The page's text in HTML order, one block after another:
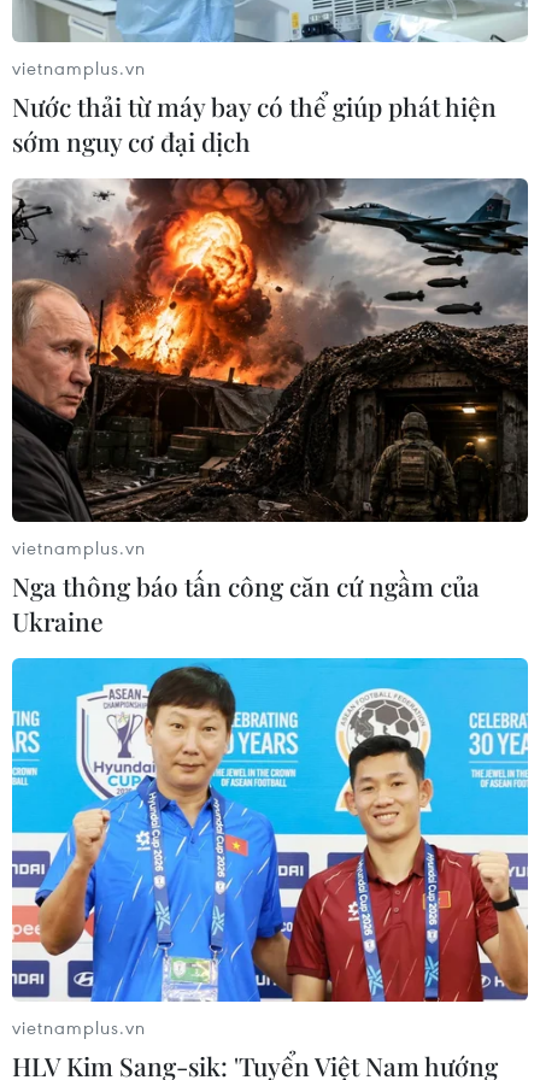
Danh sách Vua phá lưới World Cup 2022:
Messi vượt qua Mbappe
15/12/2022 03:06
Lionel Messi, Kylian Mbappe (5 bàn) cùng với Julian
Alvarez, Olivier Giroud (4 bàn) đang là những ứng viên
sáng giá cho danh hiệu Vua phá lưới World Cup 2022.
Pháp, Argentina và cuộc hẹn đặc biệt sau
hơn 4 năm tại World Cup
15/12/2022 03:59
Đêm 18/12 này sẽ là một cuộc hẹn tuyệt vời của
Argentina-Pháp và của hai M10 là Messi và Mbappe -
những người đồng đội đang cùng chơi bóng cho câu
lạc bộ Paris Saint-Germain.
vietnamplus.vn
Nước thải từ máy bay có thể giúp phát hiện
sớm nguy cơ đại dịch
vietnamplus.vn
Nga thông báo tấn công căn cứ ngầm của
Ukraine
vietnamplus.vn
HLV Kim Sang-sik: 'Tuyển Việt Nam hướng